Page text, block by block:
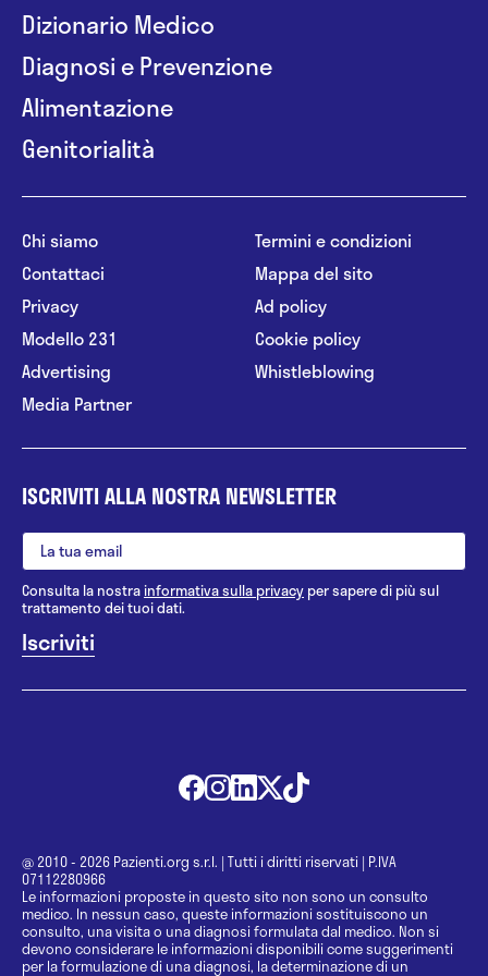
Dizionario Medico
Diagnosi e Prevenzione
Alimentazione
Genitorialità
Chi siamo
Contattaci
Privacy
Modello 231
Advertising
Media Partner
Termini e condizioni
Mappa del sito
Ad policy
Cookie policy
Whistleblowing
ISCRIVITI ALLA NOSTRA NEWSLETTER
Consulta la nostrainformativa sulla privacy per sapere di più sul
trattamento dei tuoi dati.
@ 2010 - 2026 Pazienti.org s.r.l. | Tutti i diritti riservati | P.IVA
07112280966
Le informazioni proposte in questo sito non sono un consulto
medico. In nessun caso, queste informazioni sostituiscono un
consulto, una visita o una diagnosi formulata dal medico. Non si
devono considerare le informazioni disponibili come suggerimenti
per la formulazione di una diagnosi, la determinazione di un